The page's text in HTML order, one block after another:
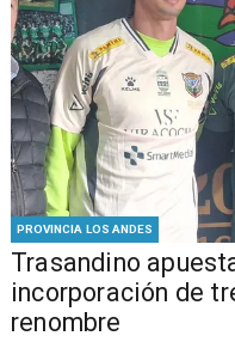
PROVINCIA LOS ANDES
Trasandino
incorporación de
renombre